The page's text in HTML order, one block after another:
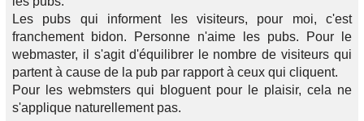
Les pubs qui informent les visiteurs, pour moi, c'est
franchement bidon. Personne n'aime les pubs. Pour le
webmaster, il s'agit d'équilibrer le nombre de visiteurs qui
partent à cause de la pub par rapport à ceux qui cliquent.
Pour les webmsters qui bloguent pour le plaisir, cela ne
s'applique naturellement pas.